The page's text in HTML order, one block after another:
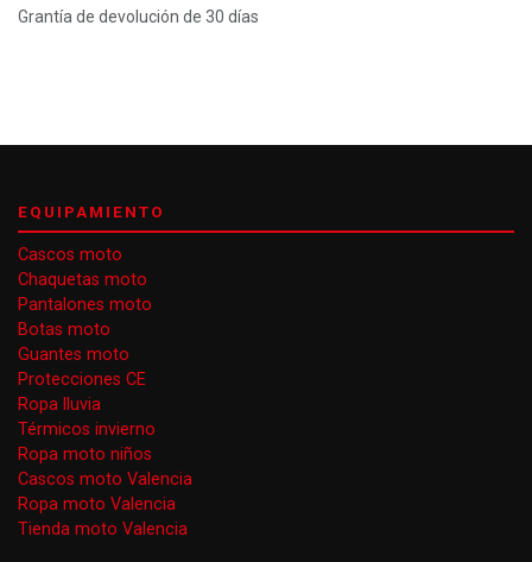
Grantía de devolución de 30 días
EQUIPAMIENTO
Cascos moto
Chaquetas moto
Pantalones moto
Botas moto
Guantes moto
Protecciones CE
Ropa lluvia
Térmicos invierno
Ropa moto niños
Cascos moto Valencia
Ropa moto Valencia
Tienda moto Valencia